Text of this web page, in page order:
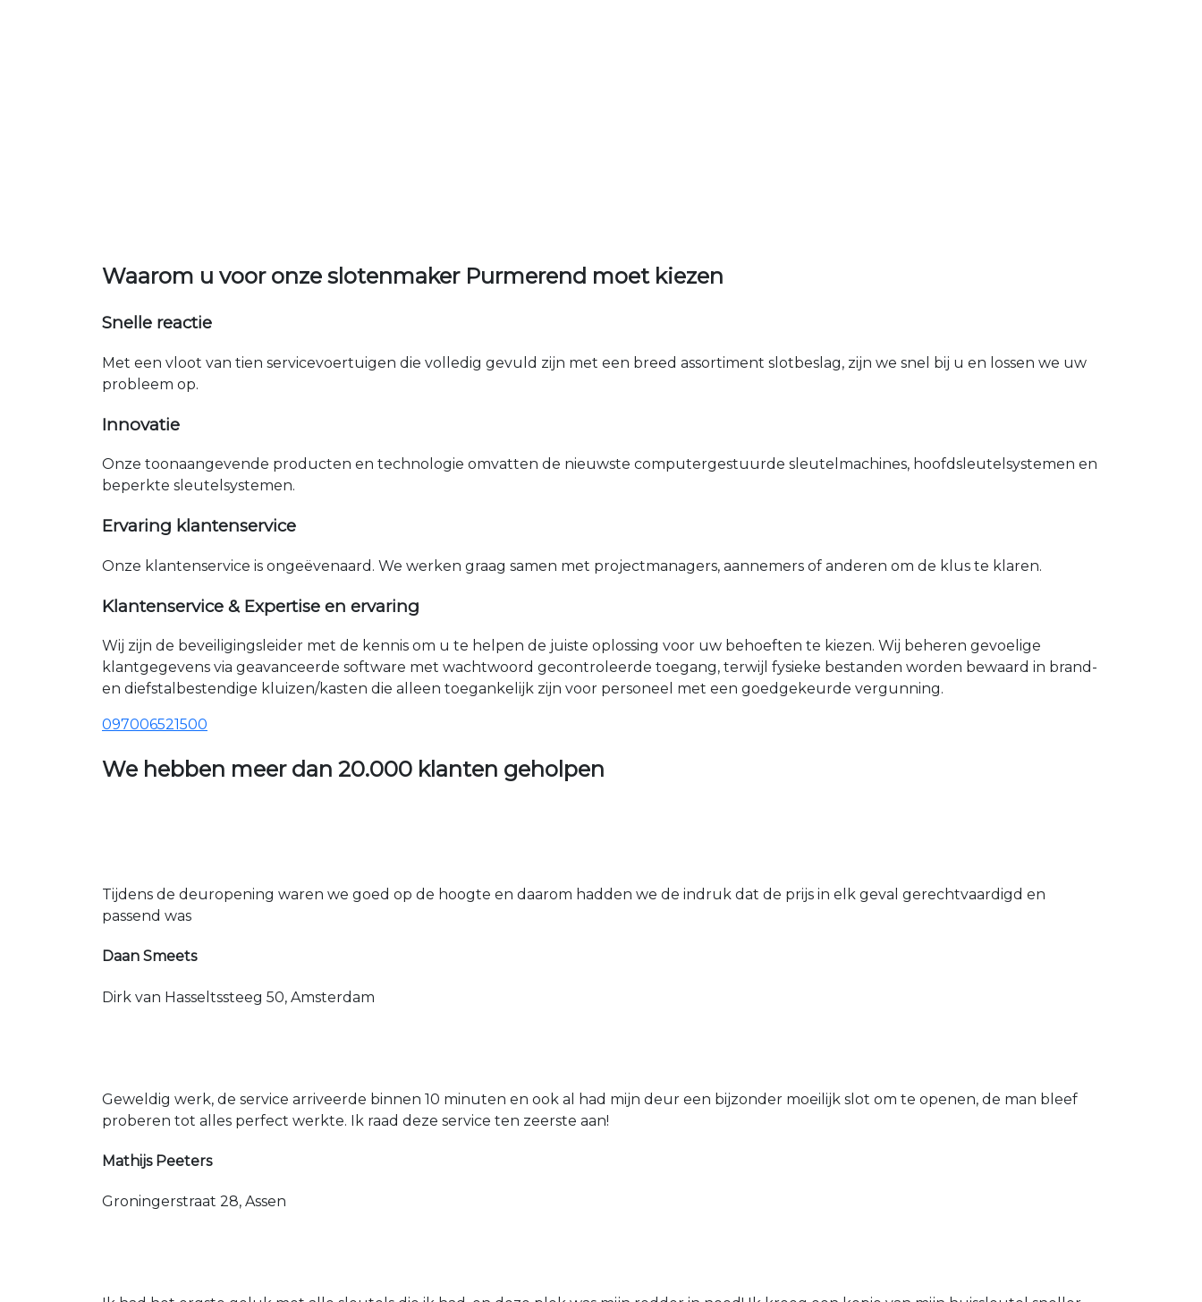
Waarom u voor onze slotenmaker Purmerend moet kiezen
Snelle reactie
Met een vloot van tien servicevoertuigen die volledig gevuld zijn met een breed assortiment slotbeslag, zijn we snel bij u en lossen we uw
probleem op.
Innovatie
Onze toonaangevende producten en technologie omvatten de nieuwste computergestuurde sleutelmachines, hoofdsleutelsystemen en
beperkte sleutelsystemen.
Ervaring klantenservice
Onze klantenservice is ongeëvenaard. We werken graag samen met projectmanagers, aannemers of anderen om de klus te klaren.
Klantenservice & Expertise en ervaring
Wij zijn de beveiligingsleider met de kennis om u te helpen de juiste oplossing voor uw behoeften te kiezen. Wij beheren gevoelige
klantgegevens via geavanceerde software met wachtwoord gecontroleerde toegang, terwijl fysieke bestanden worden bewaard in brand-
en diefstalbestendige kluizen/kasten die alleen toegankelijk zijn voor personeel met een goedgekeurde vergunning.
097006521500
We hebben meer dan 20.000 klanten geholpen
Tijdens de deuropening waren we goed op de hoogte en daarom hadden we de indruk dat de prijs in elk geval gerechtvaardigd en
passend was
Daan Smeets
Dirk van Hasseltssteeg 50, Amsterdam
Geweldig werk, de service arriveerde binnen 10 minuten en ook al had mijn deur een bijzonder moeilijk slot om te openen, de man bleef
proberen tot alles perfect werkte. Ik raad deze service ten zeerste aan!
Mathijs Peeters
Groningerstraat 28, Assen